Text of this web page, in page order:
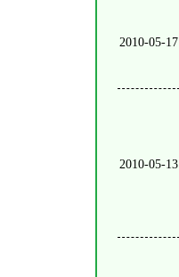
2010-05-17
2010-05-13